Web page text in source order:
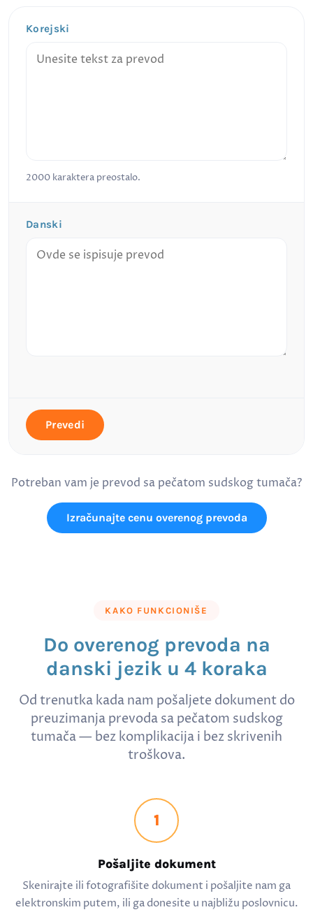
Korejski
2000 karaktera preostalo.
Danski
Prevedi
Potreban vam je prevod sa pečatom sudskog tumača?
Izračunajte cenu overenog prevoda
KAKO FUNKCIONIŠE
Do overenog prevoda na
danski jezik u 4 koraka
Od trenutka kada nam pošaljete dokument do
preuzimanja prevoda sa pečatom sudskog
tumača — bez komplikacija i bez skrivenih
troškova.
1
Pošaljite dokument
Skenirajte ili fotografišite dokument i pošaljite nam ga
elektronskim putem, ili ga donesite u najbližu poslovnicu.